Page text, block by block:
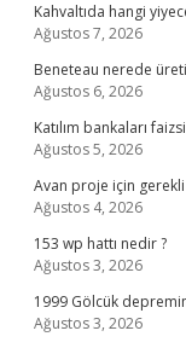
Kahvaltıda hangi
Ağustos 7, 2026
Beneteau nerede
Ağustos 6, 2026
Katılım bankaları
Ağustos 5, 2026
Avan proje için
Ağustos 4, 2026
153 wp hattı nedir ?
Ağustos 3, 2026
1999 Gölcük
Ağustos 3, 2026